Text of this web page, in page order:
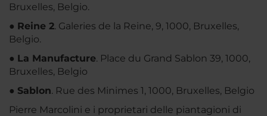
Bruxelles, Belgio.
● Reine 2. Galeries de la Reine, 9, 1000, Bruxelles,
Belgio.
● La Manufacture. Place du Grand Sablon 39, 1000,
Bruxelles, Belgio
● Sablon. Rue des Minimes 1, 1000, Bruxelles, Belgio
Pierre Marcolini e i proprietari delle piantagioni di